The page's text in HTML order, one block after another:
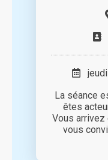
La séance
êtes
Vous arrivez
vous